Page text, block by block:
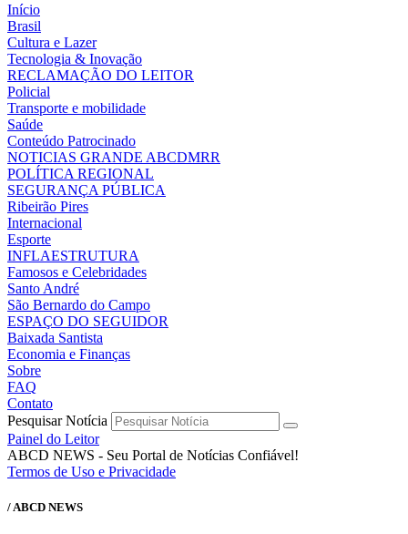
Início
Brasil
Cultura e Lazer
Tecnologia & Inovação
RECLAMAÇÃO DO LEITOR
Policial
Transporte e mobilidade
Saúde
Conteúdo Patrocinado
NOTICIAS GRANDE ABCDMRR
POLÍTICA REGIONAL
SEGURANÇA PÚBLICA
Ribeirão Pires
Internacional
Esporte
INFLAESTRUTURA
Famosos e Celebridades
Santo André
São Bernardo do Campo
ESPAÇO DO SEGUIDOR
Baixada Santista
Economia e Finanças
Sobre
FAQ
Contato
Pesquisar Notícia
Painel do Leitor
ABCD NEWS - Seu Portal de Notícias Confiável!
Termos de Uso e Privacidade
/ ABCD NEWS